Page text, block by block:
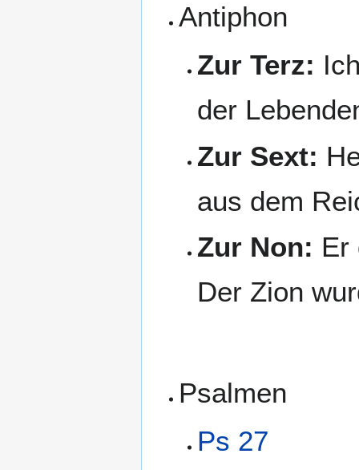
Antiphon
Zur Terz:
der
Zur Sext:
aus dem
Zur Non: Er
Der Zion
Psalmen
Ps 27